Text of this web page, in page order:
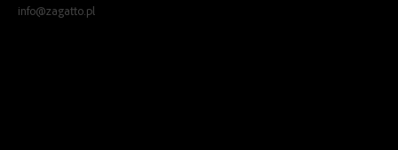
info@zagatto.pl